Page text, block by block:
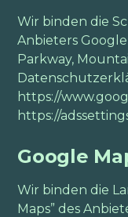
Wir binden die
Anbieters
Parkway,
https://
https://
Google
Wir binden die
Maps” des